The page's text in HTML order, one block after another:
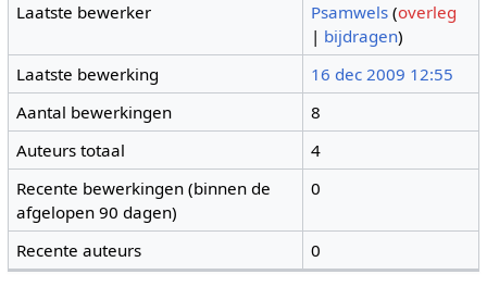
Laatste bewerker Psamwels (overleg
| bijdragen)
Laatste bewerking
16 dec 2009 12:55
Aantal bewerkingen
8
Auteurs totaal
4
Recente bewerkingen (binnen de
afgelopen 90 dagen)
0
Recente auteurs 0